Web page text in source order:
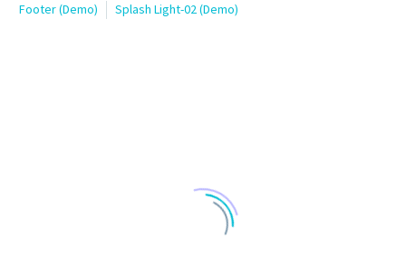
Footer (Demo)
Splash Light-02 (Demo)